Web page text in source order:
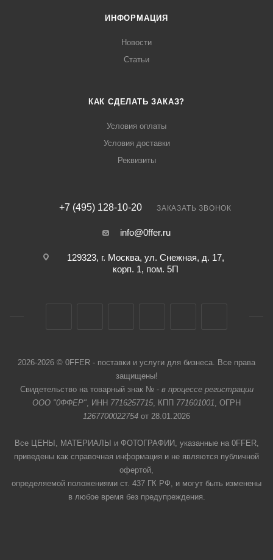
ИНФОРМАЦИЯ
Новости
Статьи
КАК СДЕЛАТЬ ЗАКАЗ?
Условия оплаты
Условия доставки
Реквизиты
+7 (495) 128-10-20 ЗАКАЗАТЬ ЗВОНОК
info@0ffer.ru
129323, г. Москва, ул. Снежная, д. 17,
корп. 1, пом. 5П
2026-2026 © 0FFER - поставки и услуги для бизнеса. Все права
защищены!
Свидетельство на товарный знак № - в процессе регистрации
ООО "0ФФЕР", ИНН 7716257715, КПП 771601001, ОГРН
1267700022754 от 28.01.2026
Все ЦЕНЫ, МАТЕРИАЛЫ и ФОТОГРАФИИ, указанные на 0FFER,
приведены как справочная информация и не являются публичной
офертой,
определяемой положениями ст. 437 ГК РФ, и могут быть изменены
в любое время без предупреждения.